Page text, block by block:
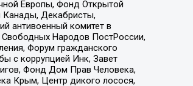
Европы, Фонд Открытой
Канады, Декабристы,
антивоенный комитет в
Народов ПостРоссии,
Форум гражданского
с коррупцией Инк, Завет
Фонд Дом Прав Человека,
Крым, Центр дикого лосося,